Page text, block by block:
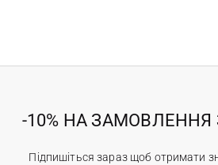
-10% НА ЗАМОВЛЕННЯ
Підпишіться зараз щоб отримати